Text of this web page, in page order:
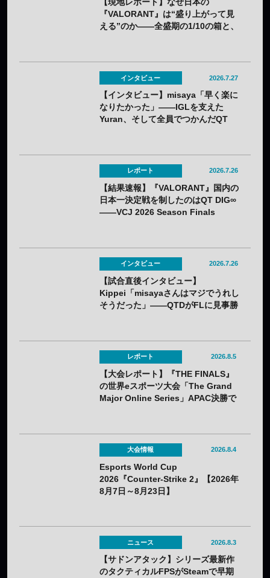
『VALORANT』は“盛り上がって見
える”のか——全盛期の1/10の箱と、
インタビュー 2026.7.27
【インタビュー】misaya「早く楽に
なりたかった」——IGLを支えた
Yuran、そして全員でつかんだQT
レポート 2026.7.26
【結果速報】『VALORANT』国内の
日本一決定戦を制したのはQT DIG∞
——VCJ 2026 Season Finals
インタビュー 2026.7.26
【試合直後インタビュー】
Kippei「misayaさんはマジでうれし
そうだった」――QTDがFLに見事勝
レポート 2026.8.5
【大会レポート】『THE FINALS』
の世界eスポーツ大会「The Grand
Major Online Series」APAC決勝で
大会情報 2026.8.4
Esports World Cup
2026『Counter-Strike 2』【2026年
8月7日～8月23日】
ニュース 2026.8.3
【サドンアタック】シリーズ最新作
のタクティカルFPSがSteamで早期